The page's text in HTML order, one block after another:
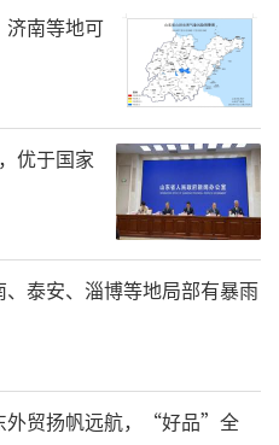
济南等地可
优于国家
泰安、淄博等地局部有暴雨
贸扬帆远航，“好品”全